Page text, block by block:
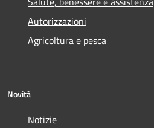
Autorizzazioni
Agricoltura e pesca
Novità
Notizie